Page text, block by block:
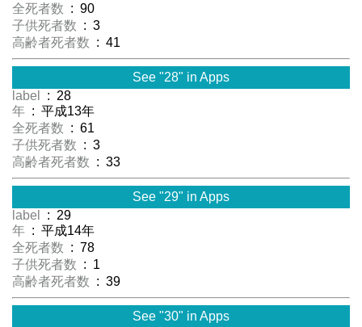
全死者数 : 90
子供死者数 : 3
高齢者死者数 : 41
See "28" in Apps
label
: 28
年 : 平成13年
全死者数 : 61
子供死者数 : 3
高齢者死者数 : 33
See "29" in Apps
label
: 29
年 : 平成14年
全死者数 : 78
子供死者数 : 1
高齢者死者数 : 39
See "30" in Apps